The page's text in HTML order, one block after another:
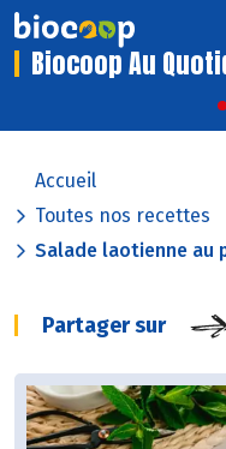
Biocoop Au
Accueil
Toutes nos recettes
Salade laotienne au
Partager sur